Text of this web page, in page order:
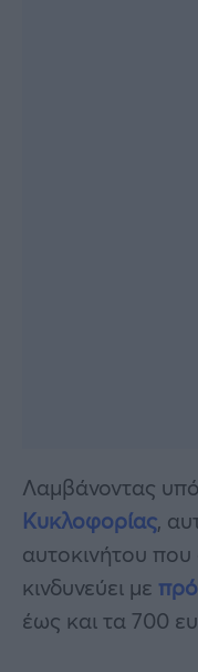
Λαμβάνοντας
Κυκλοφορίας,
αυτοκινήτου που
κινδυνεύει με
έως και τα 700